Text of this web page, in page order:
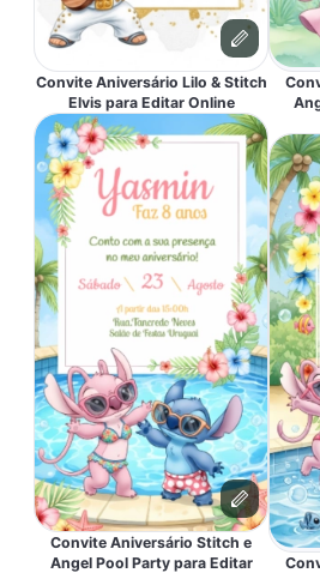
Convite Aniversário Lilo & Stitch
Elvis para Editar Online
Convite Aniversário Stitch e
Angel Pool Party para Editar